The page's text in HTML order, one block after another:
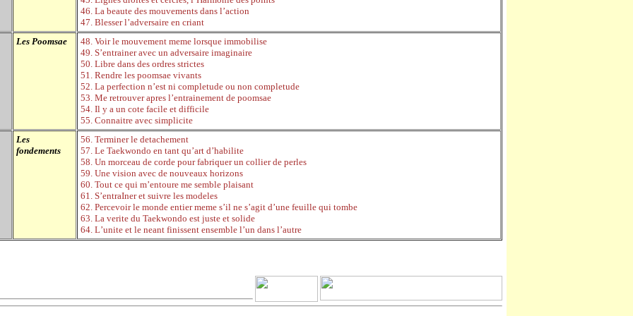
46. La beaute des mouvements dans l’action
47. Blesser l’adversaire en criant
Les Poomsae
48. Voir le mouvement meme lorsque immobilise
49. S’entrainer avec un adversaire imaginaire
50. Libre dans des ordres strictes
51. Rendre les poomsae vivants
52. La perfection n’est ni completude ou non completude
53. Me retrouver apres l’entrainement de poomsae
54. Il y a un cote facile et difficile
55. Connaitre avec simplicite
Les
fondements
56. Terminer le detachement
57. Le Taekwondo en tant qu’art d’habilite
58. Un morceau de corde pour fabriquer un collier de perles
59. Une vision avec de nouveaux horizons
60. Tout ce qui m’entoure me semble plaisant
61. S’entraIner et suivre les modeles
62. Percevoir le monde entier meme s’il ne s’agit d’une feuille qui tombe
63. La verite du Taekwondo est juste et solide
64. L’unite et le neant finissent ensemble l’un dans l’autre